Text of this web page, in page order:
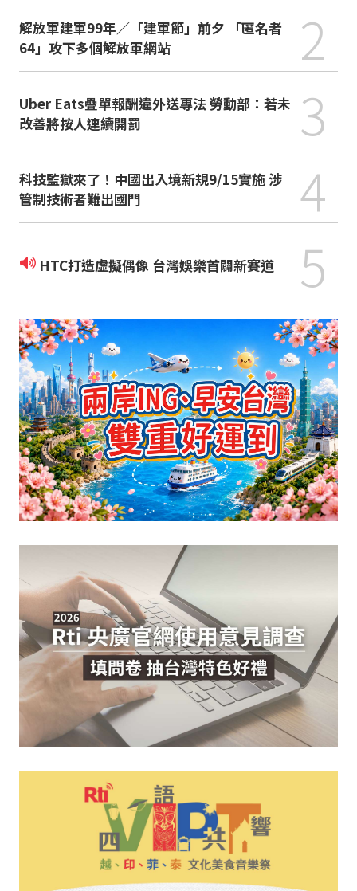
解放軍建軍99年／「建軍節」前夕 「匿名者
64」攻下多個解放軍網站
2
Uber Eats疊單報酬違外送專法 勞動部：若未
改善將按人連續開罰
3
科技監獄來了！中國出入境新規9/15實施 涉
管制技術者難出國門
4
HTC打造虛擬偶像 台灣娛樂首闢新賽道 5